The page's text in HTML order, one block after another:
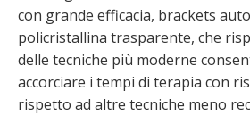
con grande efficacia, brackets
policristallina trasparente, che
delle tecniche più moderne
accorciare i tempi di terapia con
rispetto ad altre tecniche meno